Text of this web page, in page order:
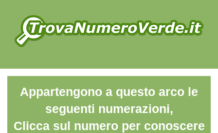
Appartengono a questo arco le
seguenti numerazioni,
Clicca sul numero per conoscere